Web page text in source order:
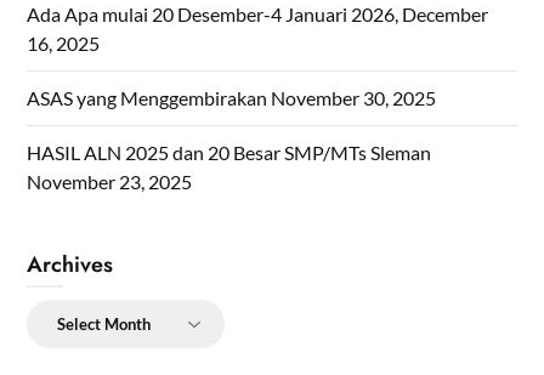
Ada Apa mulai 20 Desember-4 Januari 2026, December
16, 2025
ASAS yang Menggembirakan November 30, 2025
HASIL ALN 2025 dan 20 Besar SMP/MTs Sleman
November 23, 2025
Archives